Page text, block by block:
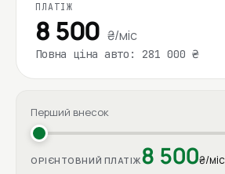
ПЛАТІЖ
8 500 ₴/міс
Повна ціна авто: 281 000 ₴
Перший внесок
ОРІЄНТОВНИЙ ПЛАТІЖ8 500₴/міс